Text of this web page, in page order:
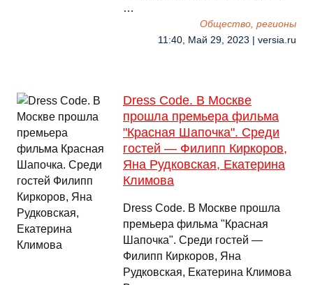
…
Общество, регионы
11:40, Май 29, 2023 | versia.ru
Dress Code. В Москве
прошла премьера фильма
"Красная Шапочка". Среди
гостей — Филипп Киркоров,
Яна Рудковская, Екатерина
Климова
Dress Code. В Москве прошла
премьера фильма "Красная
Шапочка". Среди гостей —
Филипп Киркоров, Яна
Рудковская, Екатерина Климова